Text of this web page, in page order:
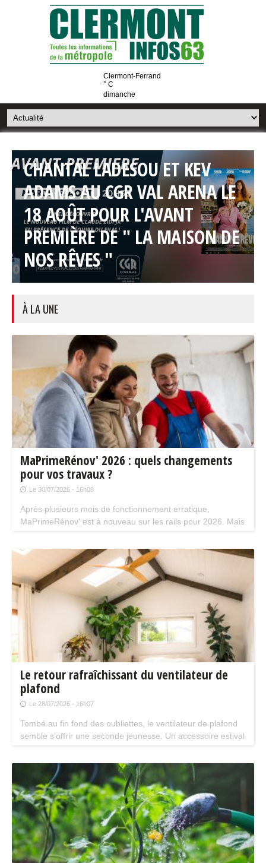
Clermont-Ferrand
° C
dimanche
CHANTAL LADESOU ET KEV
ADAMS AU CGR VAL ARENA LE
18 AOÛT POUR L'AVANT
PREMIÈRE DE " LA MAISON DE
NOS RÊVES "
À LA UNE
MaPrimeRénov' 2026 : quels changements
pour vos travaux ?
Le 30/07/2026 - 16h08
Après plusieurs mois de fonctionnement erratique,
MaPrimeRénov' est à nouveau sur les rails pour 2026. Mais
nombre de chantiers éligibles. Tour d'horizon.
Le retour rafraîchissant du ventilateur de
plafond
Le 28/07/2026 - 16h07
Tombé au fin fond des oubliettes, le ventilateur de plafond
semble s'offrir une seconde jeunesse. Un accessoire estival